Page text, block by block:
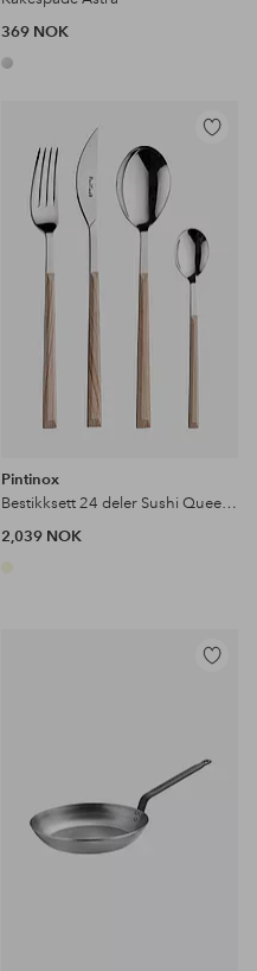
369 NOK
Legg
Pintinox
Bestikksett 24 deler Sushi Queen Birc
2,039 NOK
Legg